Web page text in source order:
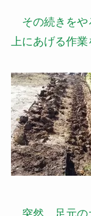
その続きをや
上にあげる作